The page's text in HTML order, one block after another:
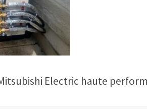
Electric haute